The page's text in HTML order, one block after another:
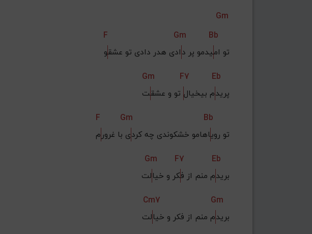
Gm
F
Gm
Bb
تو امیدمو پر دادی هدر دادی تو عشقو
Gm
F7
Eb
پریدم بیخیال تو و عشقت
F
Gm
Bb
تو رویاهامو خشکوندی چه کردی با غرورم
Gm
F7
Eb
بریدم منم از فکر و خیالت
Cm7
Gm
بریدم منم از فکر و خیالت